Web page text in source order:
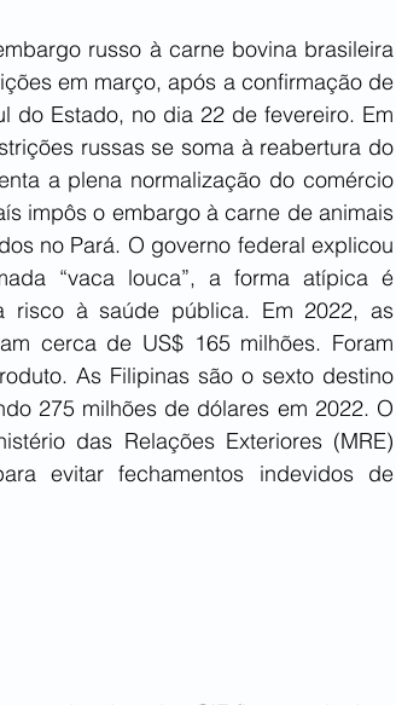
russo à carne bovina brasileira
em março, após a confirmação de
do Estado, no dia 22 de fevereiro. Em
russas se soma à reabertura do
a plena normalização do comércio
impôs o embargo à carne de animais
no Pará. O governo federal explicou
“vaca louca”, a forma atípica é
risco à saúde pública. Em 2022, as
cerca de US$ 165 milhões. Foram
As Filipinas são o sexto destino
275 milhões de dólares em 2022. O
das Relações Exteriores (MRE)
evitar fechamentos indevidos de